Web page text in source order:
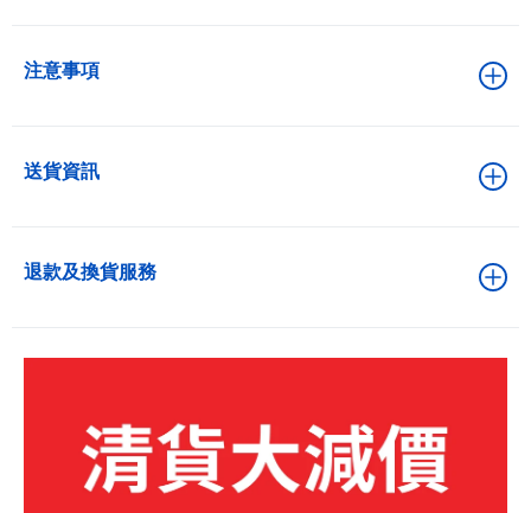
注意事項
送貨資訊
退款及換貨服務